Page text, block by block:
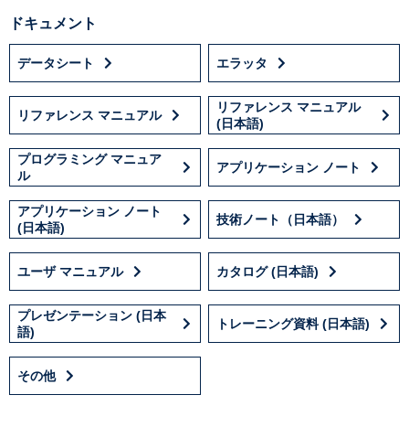
ドキュメント
データシート エラッタ
リファレンス マニュアル
リファレンス マニュアル
(日本語)
プログラミング マニュア
ル
アプリケーション ノート
アプリケーション ノート
(日本語)
技術ノート（日本語）
ユーザ マニュアル カタログ (日本語)
プレゼンテーション (日本
語)
トレーニング資料 (日本語)
その他